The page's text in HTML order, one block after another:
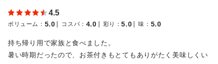
4.5
ボリューム ： 5.0 コスパ ： 4.0 彩り ：5.0 味 ： 5.0
持ち帰り用で家族と食べました。
暑い時期だったので、お茶付きもとてもありがたく美味しくい